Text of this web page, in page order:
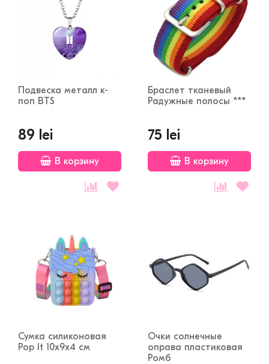
Подвеска металл к-
поп BTS
89 lei
В корзину
Браслет тканевый
Радужные полосы ***
75 lei
В корзину
Сумка силиконовая
Pop It 10x9x4 см
Очки солнечные
оправа пластиковая
Ромб